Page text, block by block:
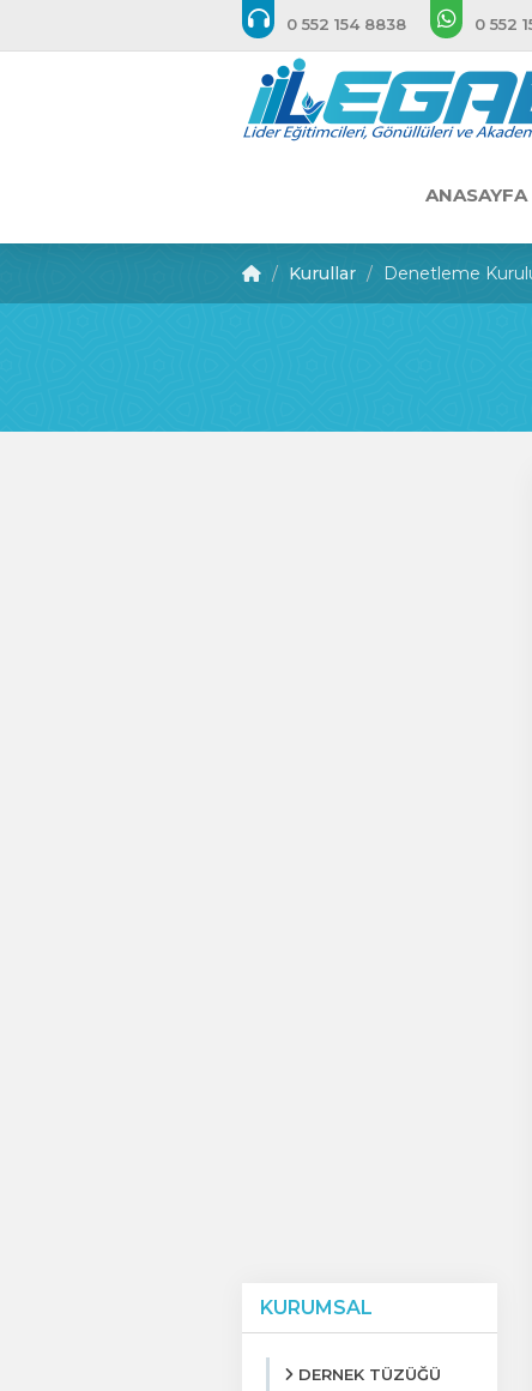
0 552 154 8838 0 552
ANASAYFA
Kurullar Denetleme
KURUMSAL
DERNEK TÜZÜĞÜ